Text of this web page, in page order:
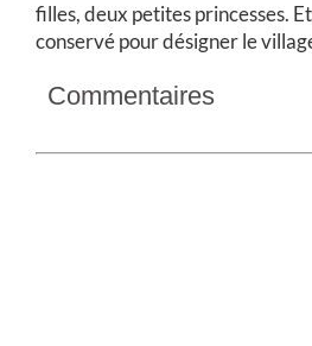
filles, deux petites princesses.
conservé pour désigner le
Commentaires